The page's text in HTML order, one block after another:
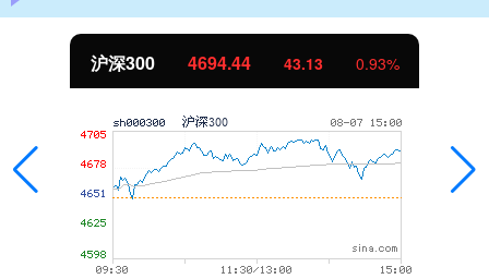
北证50 1134.24 11.37 1.01%